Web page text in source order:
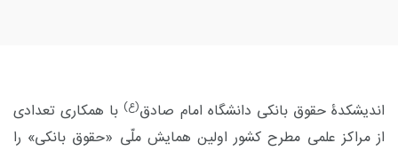
اندیشکدۀ حقوق بانکی دانشگاه امام صادق(ع) با همکاری تعدادی
از مراکز علمی مطرح کشور اولین همایش ملّی «حقوق بانکی» را